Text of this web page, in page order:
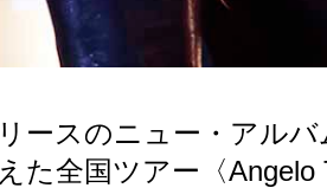
ースのニュー・アルバ
た全国ツアー〈Angelo